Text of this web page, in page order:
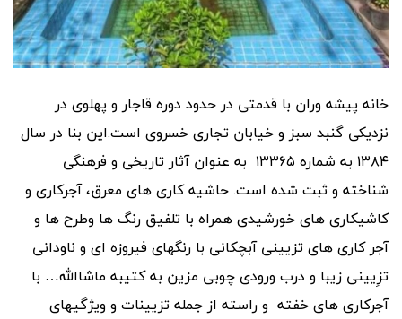
خانه پیشه وران با قدمتی در حدود دوره قاجار و پهلوی در
نزدیکی گنبد سبز و خیابان تجاری خسروی است.این بنا در سال
۱۳۸۴ به شماره ۱۳۳۶۵ به عنوان آثار تاریخی و فرهنگی
شناخته و ثبت شده است. حاشیه کاری های معرق، آجرکاری و
کاشیکاری های خورشیدی همراه با تلفیق رنگ ها وطرح ها و
آجر کاری های تزیینی آبچکانی با رنگهای فیروزه ای و ناودانی
تزِیینی زیبا و درب ورودی چوبی مزین به کتیبه ماشاالله… با
آجرکاری های خفته و راسته از جمله تزیینات و ویژگیهای